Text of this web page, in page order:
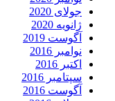
جولای 2020
ژانویه 2020
آگوست 2019
نوامبر 2016
اکتبر 2016
سپتامبر 2016
آگوست 2016